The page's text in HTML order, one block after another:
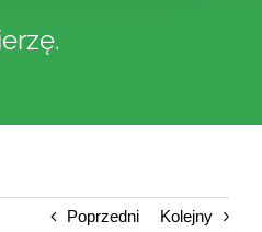
Poprzedni Kolejny